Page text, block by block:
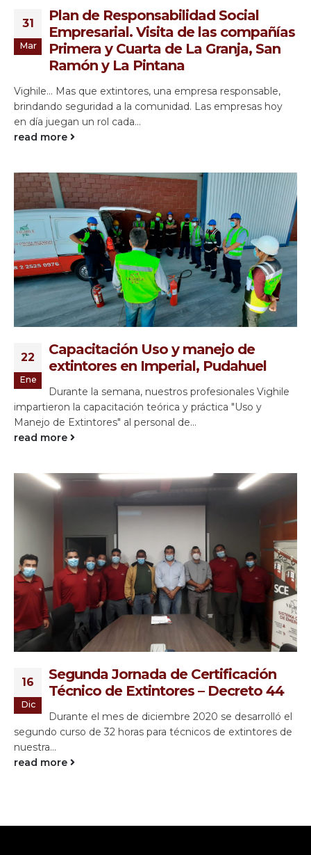
31
Mar
Plan de Responsabilidad Social
Empresarial. Visita de las compañías
Primera y Cuarta de La Granja, San
Ramón y La Pintana
Vighile… Mas que extintores, una empresa responsable,
brindando seguridad a la comunidad. Las empresas hoy
en día juegan un rol cada...
read more
22
Ene
Capacitación Uso y manejo de
extintores en Imperial, Pudahuel
Durante la semana, nuestros profesionales Vighile
impartieron la capacitación teórica y práctica "Uso y
Manejo de Extintores" al personal de...
read more
16
Dic
Segunda Jornada de Certificación
Técnico de Extintores – Decreto 44
Durante el mes de diciembre 2020 se desarrolló el
segundo curso de 32 horas para técnicos de extintores de
nuestra...
read more